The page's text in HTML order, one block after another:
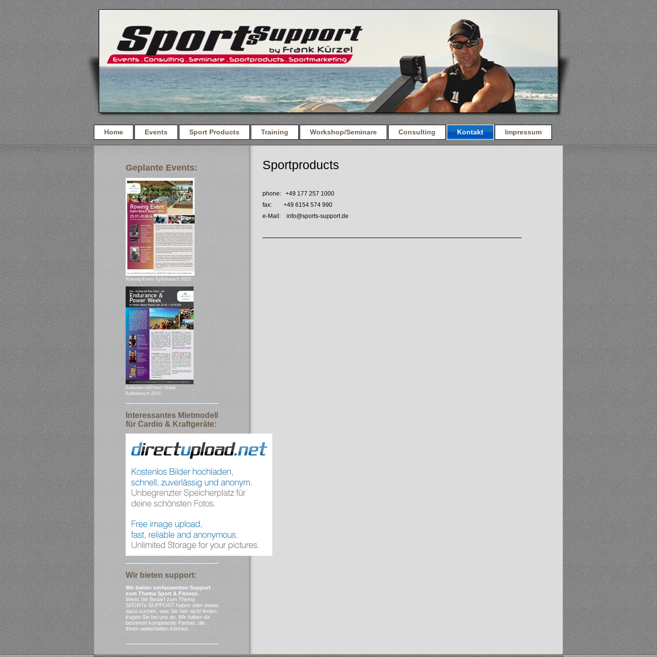
Home Events Sport Products Training Workshop/Seminare Consulting Kontakt Impressum
Sportproducts
phone: +49 177 257 1000
fax: +49 6154 574 990
e-Mail: info@sports-support.de
Geplante Events:
Rowing-Event Kyllinibeach 2015
Endurance&Power Week
Kyllinibeach 2015
Interessantes Mietmodell
für Cardio & Kraftgeräte:
Wir bieten support:
Wir bieten umfassenden Support
zum Thema Sport & Fitness.
Wenn Sie Bedarf zum Thema
SPORTs-SUPPORT haben oder etwas
dazu suchen, was Sie hier nicht finden,
fragen Sie bei uns an. Wir haben da
bestimmt kompetente Partner, die
Ihnen weiterhelfen können.